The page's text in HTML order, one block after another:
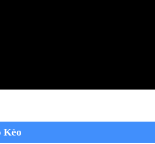
Kèo